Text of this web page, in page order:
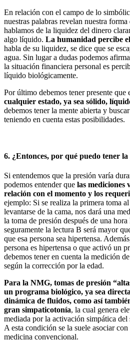
En relación con el campo de lo
nuestras palabras revelan nuestra
hablamos de la liquidez del dinero
algo líquido. La humanidad percibe
habla de su liquidez, se dice que se
agua. Sin lugar a dudas podemos
la situación financiera personal es
líquido biológicamente.
Por último debemos tener presente que
cualquier estado, ya sea sólido,
debemos tener la mente abierta y
teniendo en cuenta estas posibilidades.
6. ¿Entonces, por qué puedo tener
Si entendemos que la presión varía
podemos entender que las mediciones
relación con el momento y los
ejemplo: Si se realiza la primera toma
levantarse de la cama, nos dará una
la toma de presión después de una
seguramente la lectura B será mayor
que esa persona sea hipertensa.
persona es hipertensa o que activó un
debemos tener en cuenta la medición
según la corrección por la edad.
Para la NMG, tomas de presión
un programa biológico, ya sea
dinámica de fluidos, como así
gran simpaticotonía, la cual genera
mediada por la activación simpática
A esta condición se la suele asociar
medicina convencional.